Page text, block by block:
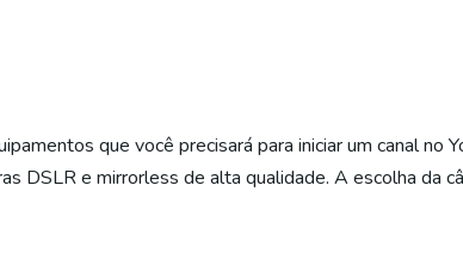
que você precisará para iniciar um canal no
DSLR e mirrorless de alta qualidade. A escolha da